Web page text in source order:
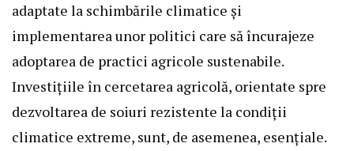
adaptate la schimbările climatice și
implementarea unor politici care să încurajeze
adoptarea de practici agricole sustenabile.
Investițiile în cercetarea agricolă, orientate spre
dezvoltarea de soiuri rezistente la condiții
climatice extreme, sunt, de asemenea, esențiale.